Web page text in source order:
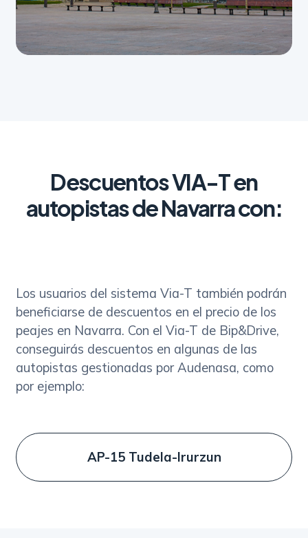
Descuentos VIA-T en
autopistas de Navarra con:
Los usuarios del sistema Via-T también podrán
beneficiarse de descuentos en el precio de los
peajes en Navarra. Con el Via-T de Bip&Drive,
conseguirás descuentos en algunas de las
autopistas gestionadas por Audenasa, como
por ejemplo:
AP-15 Tudela-Irurzun